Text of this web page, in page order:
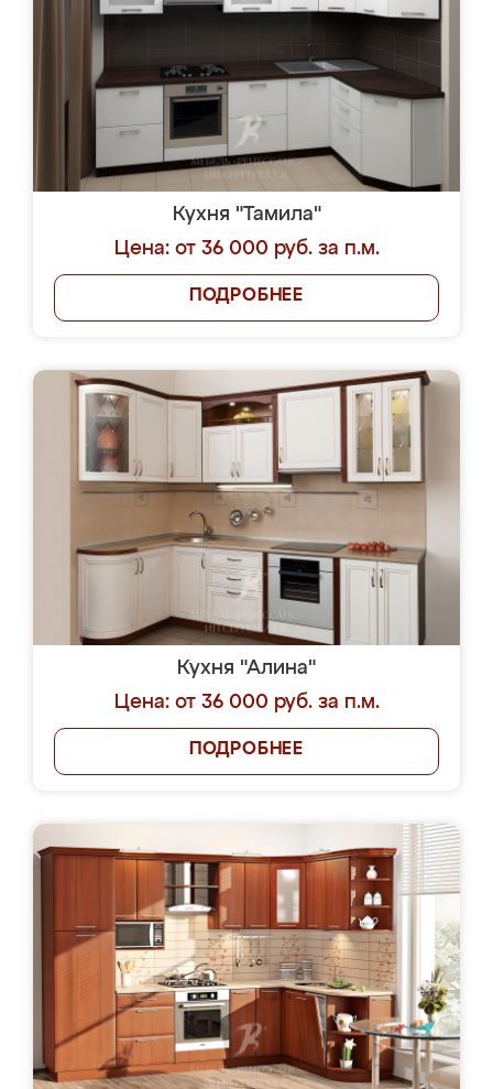
Кухня "Тамила"
Цена: от 36 000 руб. за п.м.
ПОДРОБНЕЕ
Кухня "Алина"
Цена: от 36 000 руб. за п.м.
ПОДРОБНЕЕ